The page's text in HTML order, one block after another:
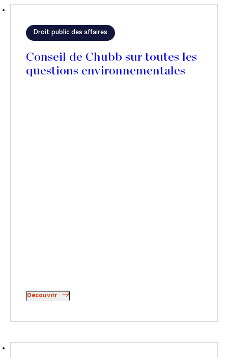
Droit public des affaires
Conseil de Chubb sur toutes les
questions environnementales
Découvrir